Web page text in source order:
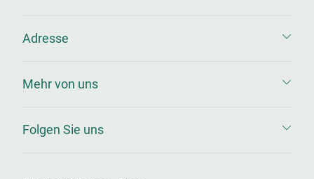
Adresse
Mehr von uns
Folgen Sie uns